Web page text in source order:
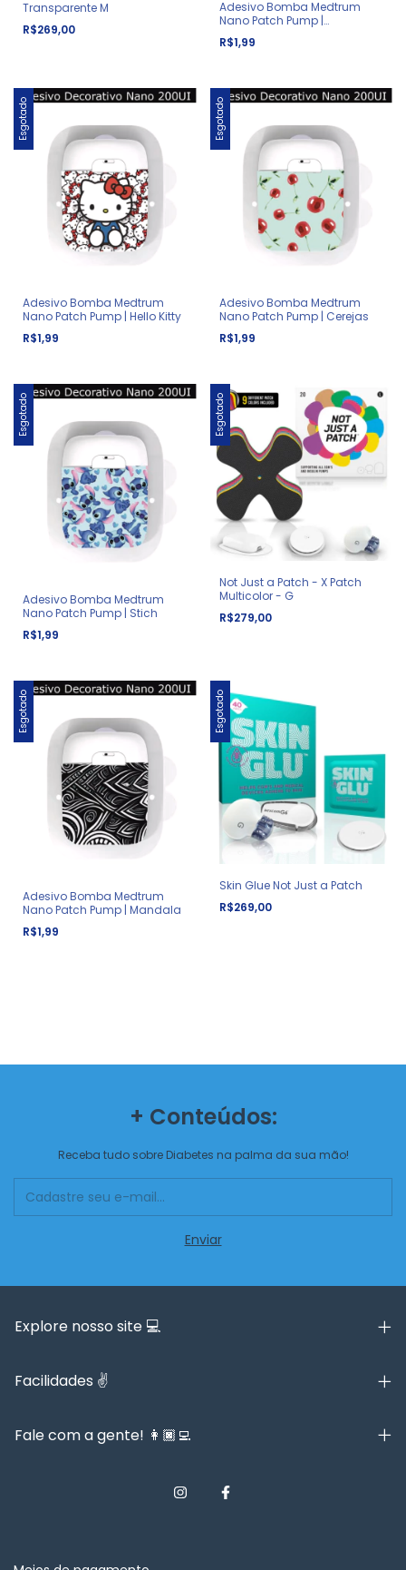
Transparente M
R$269,00
Adesivo Bomba Medtrum
Nano Patch Pump |
Borboletas
R$1,99
Esgotado
Adesivo Bomba Medtrum
Nano Patch Pump | Hello Kitty
R$1,99
Esgotado
Adesivo Bomba Medtrum
Nano Patch Pump | Cerejas
R$1,99
Esgotado
Adesivo Bomba Medtrum
Nano Patch Pump | Stich
R$1,99
Esgotado
Not Just a Patch - X Patch
Multicolor - G
R$279,00
Esgotado
Adesivo Bomba Medtrum
Nano Patch Pump | Mandala
R$1,99
Esgotado
Skin Glue Not Just a Patch
R$269,00
+ Conteúdos:
Receba tudo sobre Diabetes na palma da sua mão!
Explore nosso site 💻
Facilidades ✌️
Fale com a gente! 👩🏿‍💻